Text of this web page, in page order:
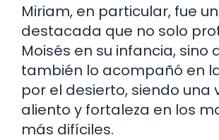
Miriam, en particular, fue
destacada que no solo
Moisés en su infancia, sino
también lo acompañó en
por el desierto, siendo una
aliento y fortaleza en los
más difíciles.